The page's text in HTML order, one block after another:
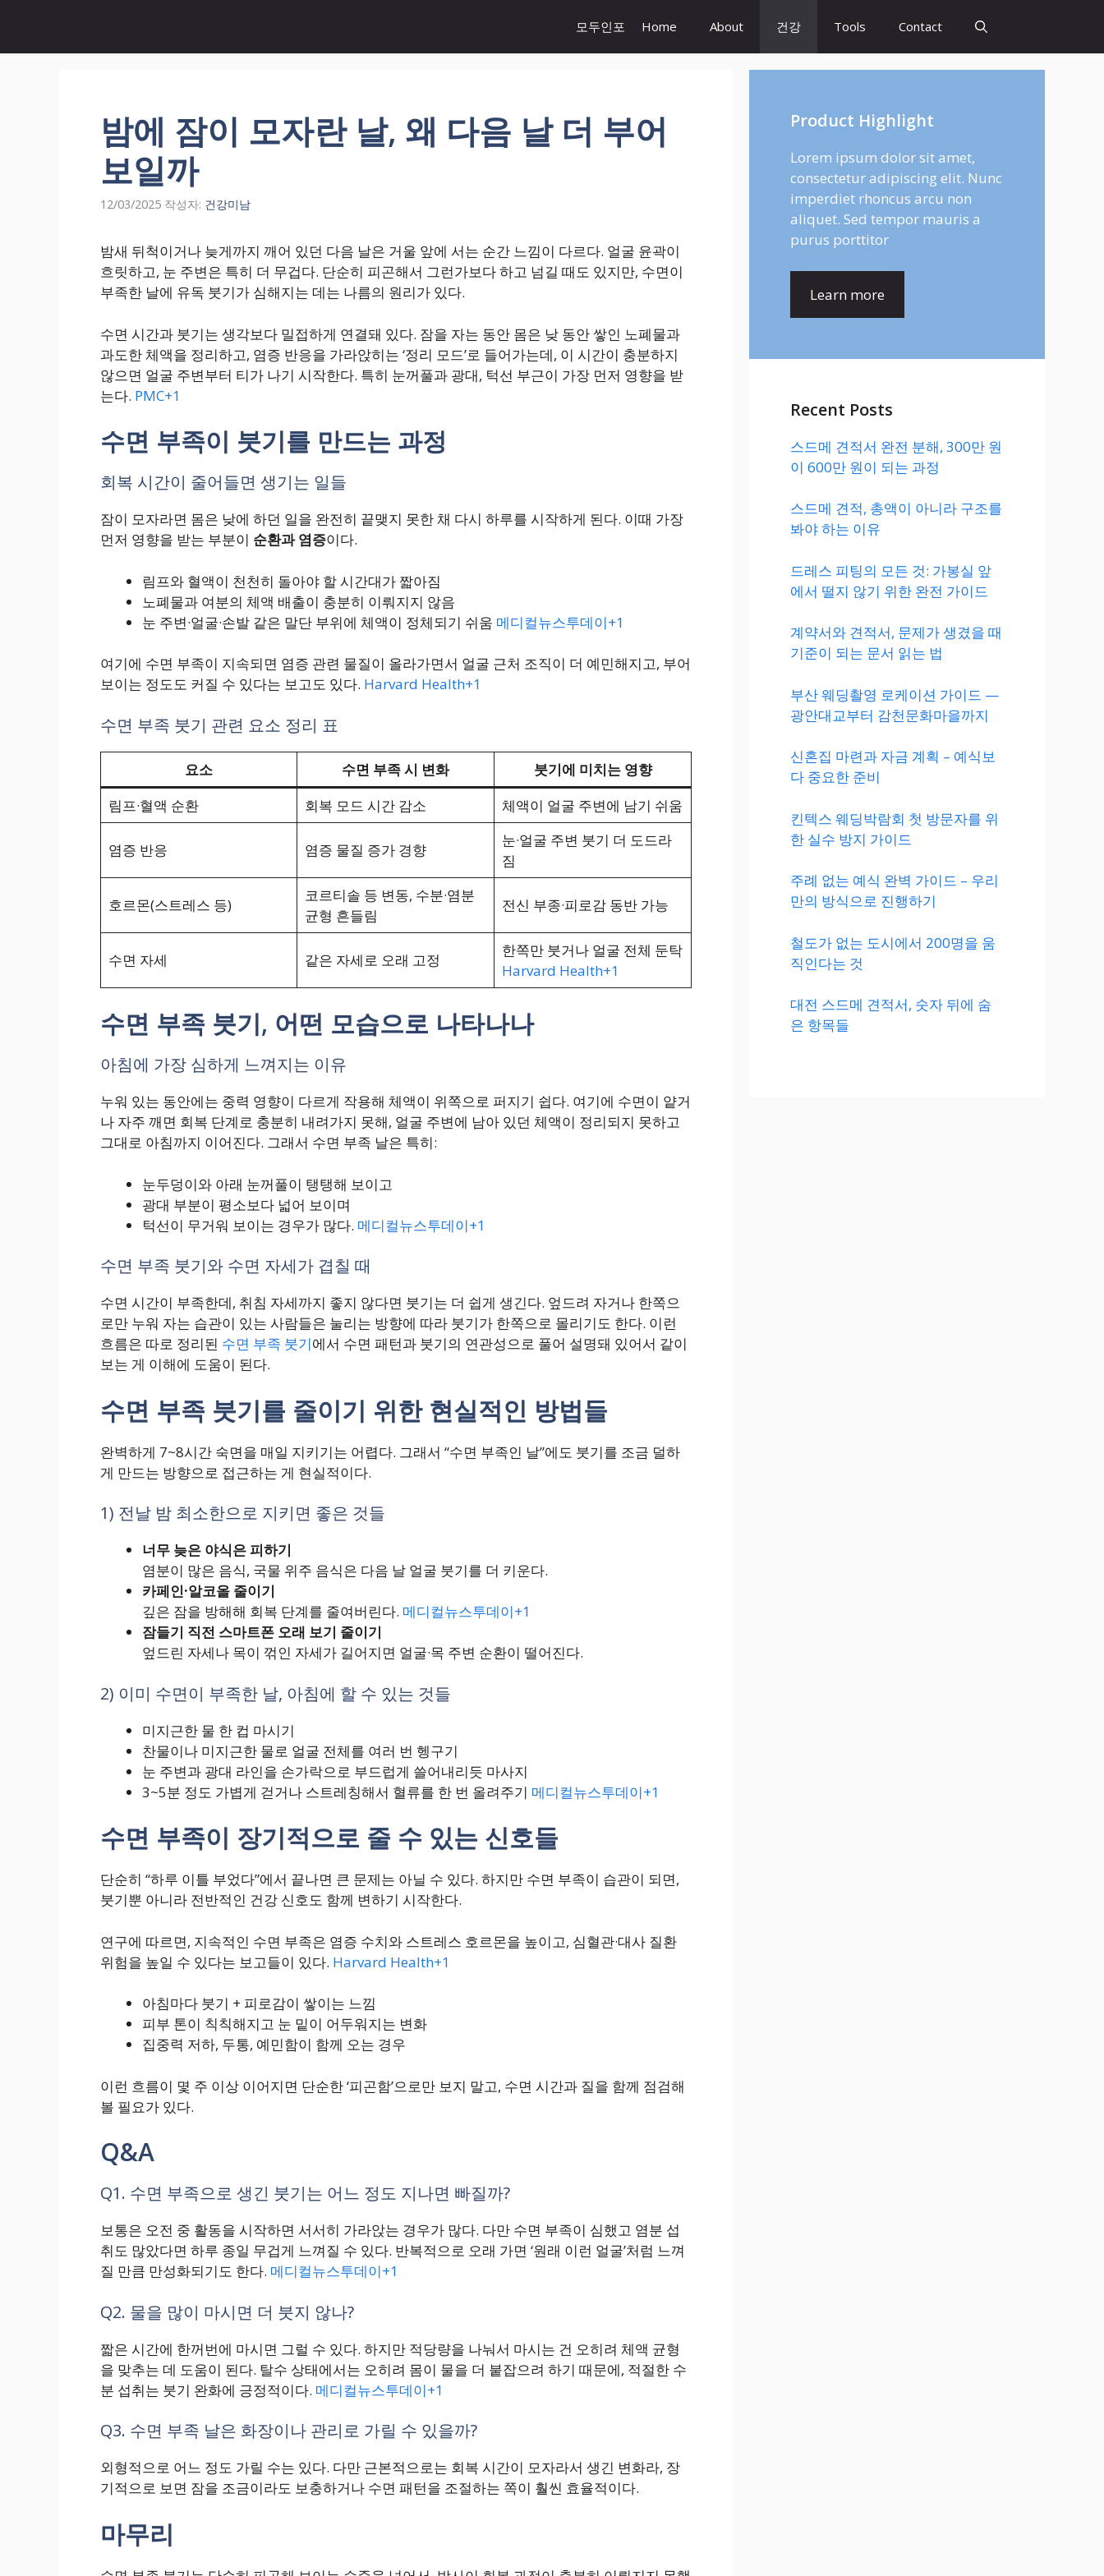
츠
모두인포 Home About 건강 Tools Contact
밤에 잠이 모자란 날, 왜 다음 날 더 부어
보일까
12/03/2025 작성자: 건강미남
밤새 뒤척이거나 늦게까지 깨어 있던 다음 날은 거울 앞에 서는 순간 느낌이 다르다. 얼굴 윤곽이
흐릿하고, 눈 주변은 특히 더 무겁다. 단순히 피곤해서 그런가보다 하고 넘길 때도 있지만, 수면이
부족한 날에 유독 붓기가 심해지는 데는 나름의 원리가 있다.
수면 시간과 붓기는 생각보다 밀접하게 연결돼 있다. 잠을 자는 동안 몸은 낮 동안 쌓인 노폐물과
과도한 체액을 정리하고, 염증 반응을 가라앉히는 ‘정리 모드’로 들어가는데, 이 시간이 충분하지
않으면 얼굴 주변부터 티가 나기 시작한다. 특히 눈꺼풀과 광대, 턱선 부근이 가장 먼저 영향을 받
는다. PMC+1
수면 부족이 붓기를 만드는 과정
회복 시간이 줄어들면 생기는 일들
잠이 모자라면 몸은 낮에 하던 일을 완전히 끝맺지 못한 채 다시 하루를 시작하게 된다. 이때 가장
먼저 영향을 받는 부분이 순환과 염증이다.
림프와 혈액이 천천히 돌아야 할 시간대가 짧아짐
노폐물과 여분의 체액 배출이 충분히 이뤄지지 않음
눈 주변·얼굴·손발 같은 말단 부위에 체액이 정체되기 쉬움 메디컬뉴스투데이+1
여기에 수면 부족이 지속되면 염증 관련 물질이 올라가면서 얼굴 근처 조직이 더 예민해지고, 부어
보이는 정도도 커질 수 있다는 보고도 있다. Harvard Health+1
수면 부족 붓기 관련 요소 정리 표
요소 수면 부족 시 변화
붓기에 미치는 영향
림프·혈액 순환
회복 모드 시간 감소 체액이 얼굴 주변에 남기 쉬움
염증 반응 염증 물질 증가 경향
눈·얼굴 주변 붓기 더 도드라
짐
호르몬(스트레스 등)
코르티솔 등 변동, 수분·염분
균형 흔들림
전신 부종·피로감 동반 가능
수면 자세 같은 자세로 오래 고정
한쪽만 붓거나 얼굴 전체 둔탁
Harvard Health+1
수면 부족 붓기, 어떤 모습으로 나타나나
아침에 가장 심하게 느껴지는 이유
누워 있는 동안에는 중력 영향이 다르게 작용해 체액이 위쪽으로 퍼지기 쉽다. 여기에 수면이 얕거
나 자주 깨면 회복 단계로 충분히 내려가지 못해, 얼굴 주변에 남아 있던 체액이 정리되지 못하고
그대로 아침까지 이어진다. 그래서 수면 부족 날은 특히:
눈두덩이와 아래 눈꺼풀이 탱탱해 보이고
광대 부분이 평소보다 넓어 보이며
턱선이 무거워 보이는 경우가 많다. 메디컬뉴스투데이+1
수면 부족 붓기와 수면 자세가 겹칠 때
수면 시간이 부족한데, 취침 자세까지 좋지 않다면 붓기는 더 쉽게 생긴다. 엎드려 자거나 한쪽으
로만 누워 자는 습관이 있는 사람들은 눌리는 방향에 따라 붓기가 한쪽으로 몰리기도 한다. 이런
흐름은 따로 정리된 수면 부족 붓기에서 수면 패턴과 붓기의 연관성으로 풀어 설명돼 있어서 같이
보는 게 이해에 도움이 된다.
수면 부족 붓기를 줄이기 위한 현실적인 방법들
완벽하게 7~8시간 숙면을 매일 지키기는 어렵다. 그래서 “수면 부족인 날”에도 붓기를 조금 덜하
게 만드는 방향으로 접근하는 게 현실적이다.
1) 전날 밤 최소한으로 지키면 좋은 것들
너무 늦은 야식은 피하기
염분이 많은 음식, 국물 위주 음식은 다음 날 얼굴 붓기를 더 키운다.
카페인·알코올 줄이기
깊은 잠을 방해해 회복 단계를 줄여버린다. 메디컬뉴스투데이+1
잠들기 직전 스마트폰 오래 보기 줄이기
엎드린 자세나 목이 꺾인 자세가 길어지면 얼굴·목 주변 순환이 떨어진다.
2) 이미 수면이 부족한 날, 아침에 할 수 있는 것들
미지근한 물 한 컵 마시기
찬물이나 미지근한 물로 얼굴 전체를 여러 번 헹구기
눈 주변과 광대 라인을 손가락으로 부드럽게 쓸어내리듯 마사지
3~5분 정도 가볍게 걷거나 스트레칭해서 혈류를 한 번 올려주기 메디컬뉴스투데이+1
수면 부족이 장기적으로 줄 수 있는 신호들
단순히 “하루 이틀 부었다”에서 끝나면 큰 문제는 아닐 수 있다. 하지만 수면 부족이 습관이 되면,
붓기뿐 아니라 전반적인 건강 신호도 함께 변하기 시작한다.
연구에 따르면, 지속적인 수면 부족은 염증 수치와 스트레스 호르몬을 높이고, 심혈관·대사 질환
위험을 높일 수 있다는 보고들이 있다. Harvard Health+1
아침마다 붓기 + 피로감이 쌓이는 느낌
피부 톤이 칙칙해지고 눈 밑이 어두워지는 변화
집중력 저하, 두통, 예민함이 함께 오는 경우
이런 흐름이 몇 주 이상 이어지면 단순한 ‘피곤함’으로만 보지 말고, 수면 시간과 질을 함께 점검해
볼 필요가 있다.
Q&A
Q1. 수면 부족으로 생긴 붓기는 어느 정도 지나면 빠질까?
보통은 오전 중 활동을 시작하면 서서히 가라앉는 경우가 많다. 다만 수면 부족이 심했고 염분 섭
취도 많았다면 하루 종일 무겁게 느껴질 수 있다. 반복적으로 오래 가면 ‘원래 이런 얼굴’처럼 느껴
질 만큼 만성화되기도 한다. 메디컬뉴스투데이+1
Q2. 물을 많이 마시면 더 붓지 않나?
짧은 시간에 한꺼번에 마시면 그럴 수 있다. 하지만 적당량을 나눠서 마시는 건 오히려 체액 균형
을 맞추는 데 도움이 된다. 탈수 상태에서는 오히려 몸이 물을 더 붙잡으려 하기 때문에, 적절한 수
분 섭취는 붓기 완화에 긍정적이다. 메디컬뉴스투데이+1
Q3. 수면 부족 날은 화장이나 관리로 가릴 수 있을까?
외형적으로 어느 정도 가릴 수는 있다. 다만 근본적으로는 회복 시간이 모자라서 생긴 변화라, 장
기적으로 보면 잠을 조금이라도 보충하거나 수면 패턴을 조절하는 쪽이 훨씬 효율적이다.
마무리
Product Highlight
Lorem ipsum dolor sit amet,
consectetur adipiscing elit. Nunc
imperdiet rhoncus arcu non
aliquet. Sed tempor mauris a
purus porttitor
Learn more
Recent Posts
스드메 견적서 완전 분해, 300만 원
이 600만 원이 되는 과정
스드메 견적, 총액이 아니라 구조를
봐야 하는 이유
드레스 피팅의 모든 것: 가봉실 앞
에서 떨지 않기 위한 완전 가이드
계약서와 견적서, 문제가 생겼을 때
기준이 되는 문서 읽는 법
부산 웨딩촬영 로케이션 가이드 —
광안대교부터 감천문화마을까지
신혼집 마련과 자금 계획 – 예식보
다 중요한 준비
킨텍스 웨딩박람회 첫 방문자를 위
한 실수 방지 가이드
주례 없는 예식 완벽 가이드 – 우리
만의 방식으로 진행하기
철도가 없는 도시에서 200명을 움
직인다는 것
대전 스드메 견적서, 숫자 뒤에 숨
은 항목들